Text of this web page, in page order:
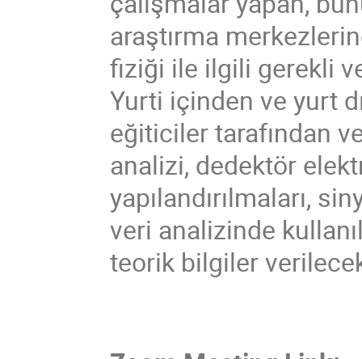
araştırma
fiziği ile ilgili gerekli
Yurti içinden ve yurt
eğiticiler tarafından
analizi, dedektör
yapılandırılmaları,
veri analizinde
teorik bilgiler